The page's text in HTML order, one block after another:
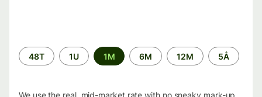
Time
period
48T 1U 1M 6M 12M 5Å